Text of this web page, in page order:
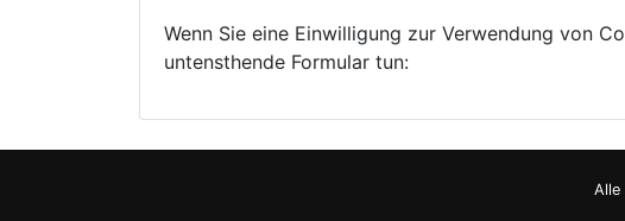
Wenn Sie eine Einwilligung zur Verwendung von
untensthende Formular tun:
Alle